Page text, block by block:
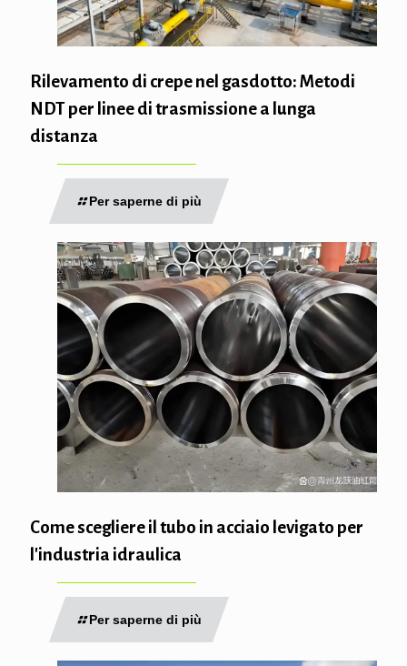
Rilevamento di crepe nel gasdotto: Metodi
NDT per linee di trasmissione a lunga
distanza
Per saperne di più
Come scegliere il tubo in acciaio levigato per
l'industria idraulica
Per saperne di più